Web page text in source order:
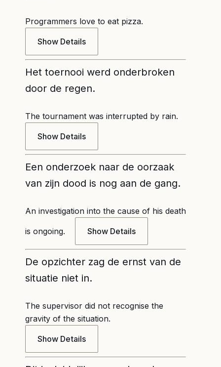
Programmers love to eat pizza.
Show Details
Het toernooi werd onderbroken
door de regen.
The tournament was interrupted by rain.
Show Details
Een onderzoek naar de oorzaak
van zijn dood is nog aan de gang.
An investigation into the cause of his death
is ongoing. Show Details
De opzichter zag de ernst van de
situatie niet in.
The supervisor did not recognise the
gravity of the situation.
Show Details